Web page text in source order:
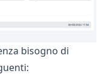
bisogno di